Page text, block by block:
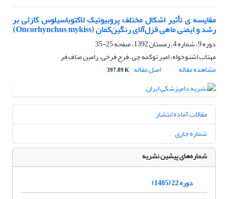
مقایسه ی تأثیر اشکال مختلف پروبیوتیک لاکتوباسیلوس کازئی بر
رشد و ایمنی ماهی قزل‌آلای رنگین‌کمان (Oncorhynchus mykiss)
دوره 9، شماره 4، زمستان 1392، صفحه
25-35
مهتاب اشنوخواه، امیر توکمه چی، فرح فرخی، رامین مناف فر
مشاهده مقاله
اصل مقاله 397.89 K
مقالات آماده انتشار
شماره جاری
شماره‌های پیشین نشریه
دوره 22 (1405)